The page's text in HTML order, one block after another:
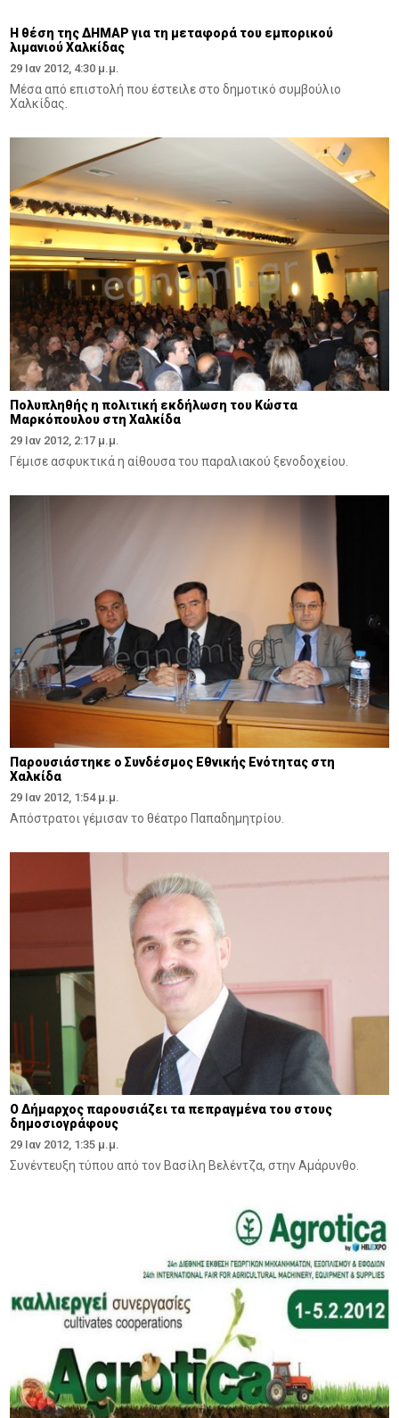
Η θέση της ΔΗΜΑΡ για τη μεταφορά του εμπορικού
λιμανιού Χαλκίδας
29 Ιαν 2012, 4:30 μ.μ.
Μέσα από επιστολή που έστειλε στο δημοτικό συμβούλιο
Χαλκίδας.
Πολυπληθής η πολιτική εκδήλωση του Κώστα
Μαρκόπουλου στη Χαλκίδα
29 Ιαν 2012, 2:17 μ.μ.
Γέμισε ασφυκτικά η αίθουσα του παραλιακού ξενοδοχείου.
Παρουσιάστηκε ο Συνδέσμος Εθνικής Ενότητας στη
Χαλκίδα
29 Ιαν 2012, 1:54 μ.μ.
Απόστρατοι γέμισαν το θέατρο Παπαδημητρίου.
Ο Δήμαρχος παρουσιάζει τα πεπραγμένα του στους
δημοσιογράφους
29 Ιαν 2012, 1:35 μ.μ.
Συνέντευξη τύπου από τον Βασίλη Βελέντζα, στην Αμάρυνθο.